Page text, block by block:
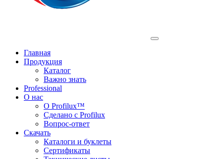
Главная
Продукция
Каталог
Важно знать
Professional
О нас
О Profilux™
Сделано с Profilux
Вопрос-ответ
Скачать
Каталоги и буклеты
Сертификаты